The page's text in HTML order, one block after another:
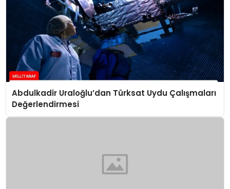
Abdulkadir Uraloğlu’dan Türksat Uydu Çalışmaları
Değerlendirmesi